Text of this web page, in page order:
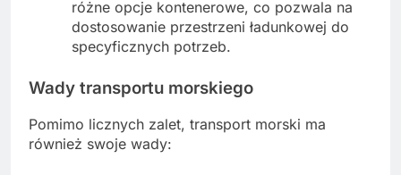
różne opcje kontenerowe, co pozwala na
dostosowanie przestrzeni ładunkowej do
specyficznych potrzeb.
Wady transportu morskiego
Pomimo licznych zalet, transport morski ma
również swoje wady: